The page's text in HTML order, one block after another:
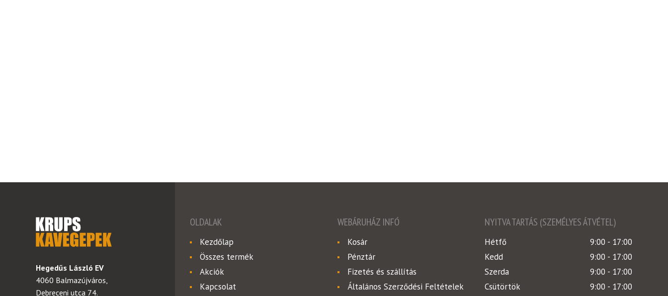
Hegedűs László EV
4060 Balmazújváros,
Debreceni utca 74.
OLDALAK
Kezdőlap
Összes termék
Akciók
Kapcsolat
WEBÁRUHÁZ INFÓ
Kosár
Pénztár
Fizetés és szállítás
Általános Szerződési Feltételek
NYITVA TARTÁS (SZEMÉLYES ÁTVÉTEL)
Hétfő
9:00 - 17:00
Kedd
9:00 - 17:00
Szerda
9:00 - 17:00
Csütörtök
9:00 - 17:00